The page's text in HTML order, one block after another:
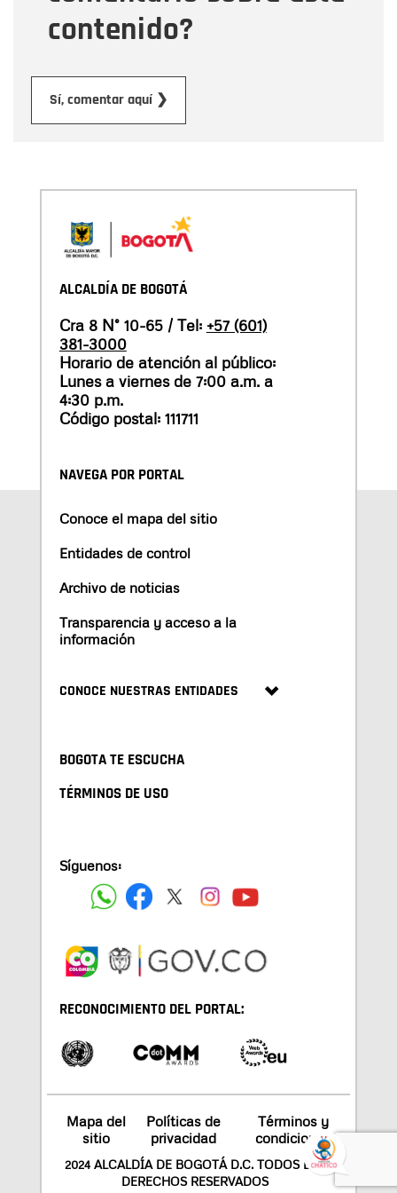
contenido?
Sí, comentar aquí ❯
ALCALDÍA DE BOGOTÁ
Cra 8 N° 10-65 / Tel: +57 (601)
381-3000
Horario de atención al público:
Lunes a viernes de 7:00 a.m. a
4:30 p.m.
Código postal: 111711
NAVEGA POR PORTAL
Conoce el mapa del sitio
Entidades de control
Archivo de noticias
Transparencia y acceso a la
información
CONOCE NUESTRAS ENTIDADES
BOGOTA TE ESCUCHA
TÉRMINOS DE USO
Síguenos:
RECONOCIMIENTO DEL PORTAL:
Mapa del
sitio
Políticas de
privacidad
Términos y
condiciones
2024 ALCALDÍA DE BOGOTÁ D.C. TODOS LOS
DERECHOS RESERVADOS